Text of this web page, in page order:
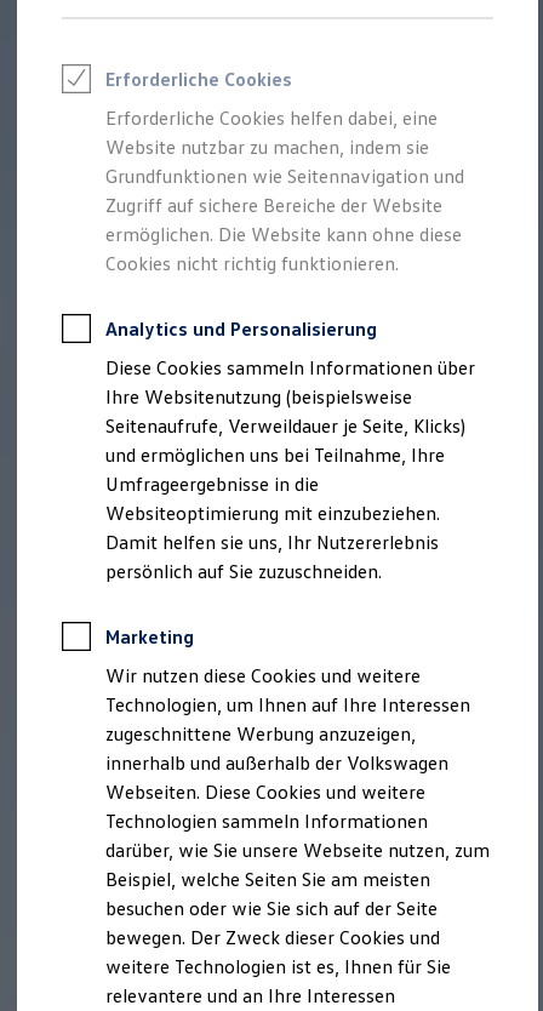
Elektromobilität bei Gebrauchtwagen
Saisonangebote
Reifenpakete
Leasing
Leasing-Angebote
Gebrauchtwagen Leasing
Junge Gebrauchtwagen-Leasing
Elektroauto Leasing
Kleinwagen-Leasing
Autokredit mit Schlussrate
Versicherungen und Garantien
Kfz-Versicherung
Restschuldversicherungen
Garantien
Wartungsverträge
Geschäftskunden
Professional Class bei Volkswagen
Großkunden
Behörden
Direktkunden
Sonderfahrzeuge
Elektromobilität
Elektroautos
Der neue ID. Polo
Der neue ID.3 Neo
Der ID.4
Der ID.5 GTX
Der ID.7
Der ID.7 GTX
Der ID.7 Tourer
Der ID.7 GTX Tourer
Der ID. Buzz
Der neue ID. Cross
ID. EVERY1
Reichweite
Reichweite der ID. Modelle
Erforderliche Cookies
Erforderliche Cookies helfen dabei, eine
Website nutzbar zu machen, indem sie
Grundfunktionen wie Seitennavigation und
Zugriff auf sichere Bereiche der Website
ermöglichen. Die Website kann ohne diese
Cookies nicht richtig funktionieren.
Analytics und Personalisierung
Diese Cookies sammeln Informationen über
Ihre Websitenutzung (beispielsweise
Seitenaufrufe, Verweildauer je Seite, Klicks)
und ermöglichen uns bei Teilnahme, Ihre
Umfrageergebnisse in die
Websiteoptimierung mit einzubeziehen.
Damit helfen sie uns, Ihr Nutzererlebnis
persönlich auf Sie zuzuschneiden.
Marketing
Wir nutzen diese Cookies und weitere
Technologien, um Ihnen auf Ihre Interessen
zugeschnittene Werbung anzuzeigen,
innerhalb und außerhalb der Volkswagen
Webseiten. Diese Cookies und weitere
Technologien sammeln Informationen
darüber, wie Sie unsere Webseite nutzen, zum
Beispiel, welche Seiten Sie am meisten
besuchen oder wie Sie sich auf der Seite
bewegen. Der Zweck dieser Cookies und
weitere Technologien ist es, Ihnen für Sie
relevantere und an Ihre Interessen